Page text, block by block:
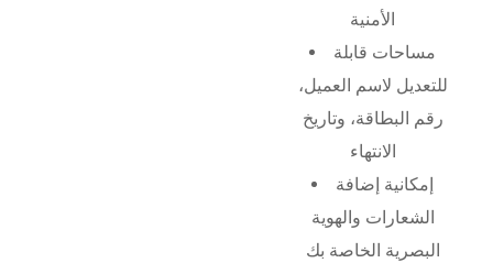
الأمنية
مساحات قابلة
للتعديل لاسم العميل،
رقم البطاقة، وتاريخ
الانتهاء
إمكانية إضافة
الشعارات والهوية
البصرية الخاصة بك